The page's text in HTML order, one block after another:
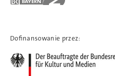
Dofinansowanie przez: